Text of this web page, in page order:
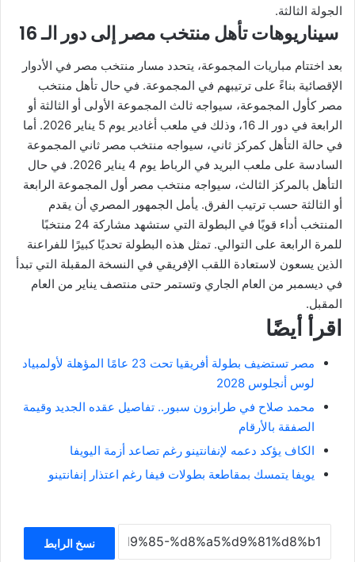
الجولة الثالثة.
سيناريوهات تأهل منتخب مصر إلى دور الـ 16
بعد اختتام مباريات المجموعة، يتحدد مسار منتخب مصر في الأدوار
الإقصائية بناءً على ترتيبهم في المجموعة. في حال تأهل منتخب
مصر كأول المجموعة، سيواجه ثالث المجموعة الأولى أو الثالثة أو
الرابعة في دور الـ 16، وذلك في ملعب أغادير يوم 5 يناير 2026. أما
في حالة التأهل كمركز ثاني، سيواجه منتخب مصر ثاني المجموعة
السادسة على ملعب البريد في الرباط يوم 4 يناير 2026. في حال
التأهل بالمركز الثالث، سيواجه منتخب مصر أول المجموعة الرابعة
أو الثالثة حسب ترتيب الفرق. يأمل الجمهور المصري أن يقدم
المنتخب أداء قويًا في البطولة التي ستشهد مشاركة 24 منتخبًا
للمرة الرابعة على التوالي. تمثل هذه البطولة تحديًا كبيرًا للفراعنة
الذين يسعون لاستعادة اللقب الإفريقي في النسخة المقبلة التي تبدأ
في ديسمبر من العام الجاري وتستمر حتى منتصف يناير من العام
المقبل.
اقرأ أيضًا
مصر تستضيف بطولة أفريقيا تحت 23 عامًا المؤهلة لأولمبياد
لوس أنجلوس 2028
محمد صلاح في طرابزون سبور.. تفاصيل عقده الجديد وقيمة
الصفقة بالأرقام
الكاف يؤكد دعمه لإنفانتينو رغم تصاعد أزمة اليويفا
يويفا يتمسك بمقاطعة بطولات فيفا رغم اعتذار إنفانتينو
نسخ الرابط